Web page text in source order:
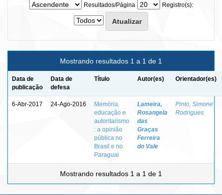
Resultados/Página
Registro(s):
Mostrando resultados 1 a 1 de 1
Data de
publicação
Data de
defesa
Título Autor(es) Orientador(es)
6-Abr-2017 24-Ago-2016
Memória,
educação e
autoritarismo
: a opinião
pública no
Brasil e no
Paraguai
Lameira,
Rosangela
das
Graças
Ferreira
do Vale
Pinto, Simone
Rodrigues
Mostrando resultados 1 a 1 de 1